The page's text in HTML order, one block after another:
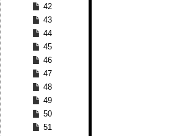
42
43
44
45
46
47
48
49
50
51